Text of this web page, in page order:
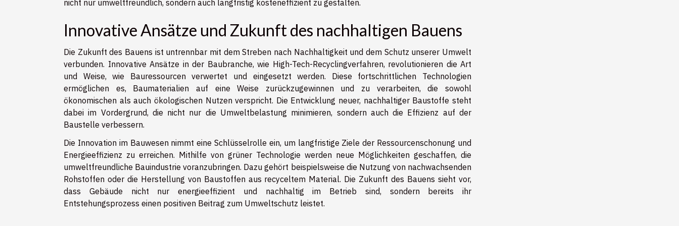
nicht nur umweltfreundlich, sondern auch langfristig kosteneffizient zu gestalten.
Innovative Ansätze und Zukunft des nachhaltigen Bauens
Die Zukunft des Bauens ist untrennbar mit dem Streben nach Nachhaltigkeit und dem Schutz unserer Umwelt
verbunden. Innovative Ansätze in der Baubranche, wie High-Tech-Recyclingverfahren, revolutionieren die Art
und Weise, wie Bauressourcen verwertet und eingesetzt werden. Diese fortschrittlichen Technologien
ermöglichen es, Baumaterialien auf eine Weise zurückzugewinnen und zu verarbeiten, die sowohl
ökonomischen als auch ökologischen Nutzen verspricht. Die Entwicklung neuer, nachhaltiger Baustoffe steht
dabei im Vordergrund, die nicht nur die Umweltbelastung minimieren, sondern auch die Effizienz auf der
Baustelle verbessern.
Die Innovation im Bauwesen nimmt eine Schlüsselrolle ein, um langfristige Ziele der Ressourcenschonung und
Energieeffizienz zu erreichen. Mithilfe von grüner Technologie werden neue Möglichkeiten geschaffen, die
umweltfreundliche Bauindustrie voranzubringen. Dazu gehört beispielsweise die Nutzung von nachwachsenden
Rohstoffen oder die Herstellung von Baustoffen aus recyceltem Material. Die Zukunft des Bauens sieht vor,
dass Gebäude nicht nur energieeffizient und nachhaltig im Betrieb sind, sondern bereits ihr
Entstehungsprozess einen positiven Beitrag zum Umweltschutz leistet.